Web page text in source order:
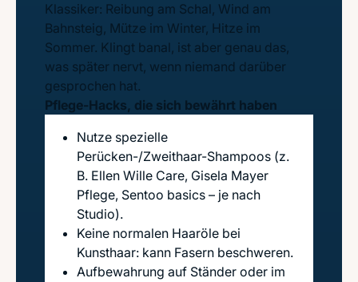
Klassiker: Reibung am Schal, Wind am
Bahnsteig, Mütze im Winter, Hitze im
Sommer. Klingt banal, ist aber genau das,
was später nervt, wenn niemand darüber
gesprochen hat.
Pflege-Hacks, die sich bewährt haben
Nutze spezielle
Perücken-/Zweithaar-Shampoos (z.
B. Ellen Wille Care, Gisela Mayer
Pflege, Sentoo basics – je nach
Studio).
Keine normalen Haaröle bei
Kunsthaar: kann Fasern beschweren.
Aufbewahrung auf Ständer oder im